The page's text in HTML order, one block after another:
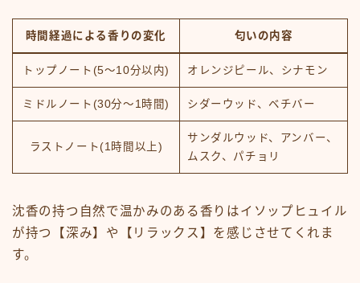
時間経過による香りの変化 匂いの内容
トップノート(5～10分以内) オレンジピール、シナモン
ミドルノート(30分～1時間) シダーウッド、ベチバー
ラストノート(1時間以上)
サンダルウッド、アンバー、
ムスク、パチョリ
沈香の持つ自然で温かみのある香りはイソップヒュイル
が持つ【深み】や【リラックス】を感じさせてくれま
す。